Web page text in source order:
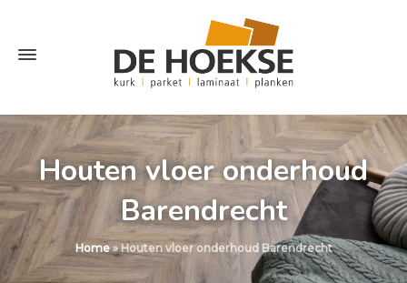
Houten vloer onderhoud
Barendrecht
Home»Houten vloer onderhoud Barendrecht